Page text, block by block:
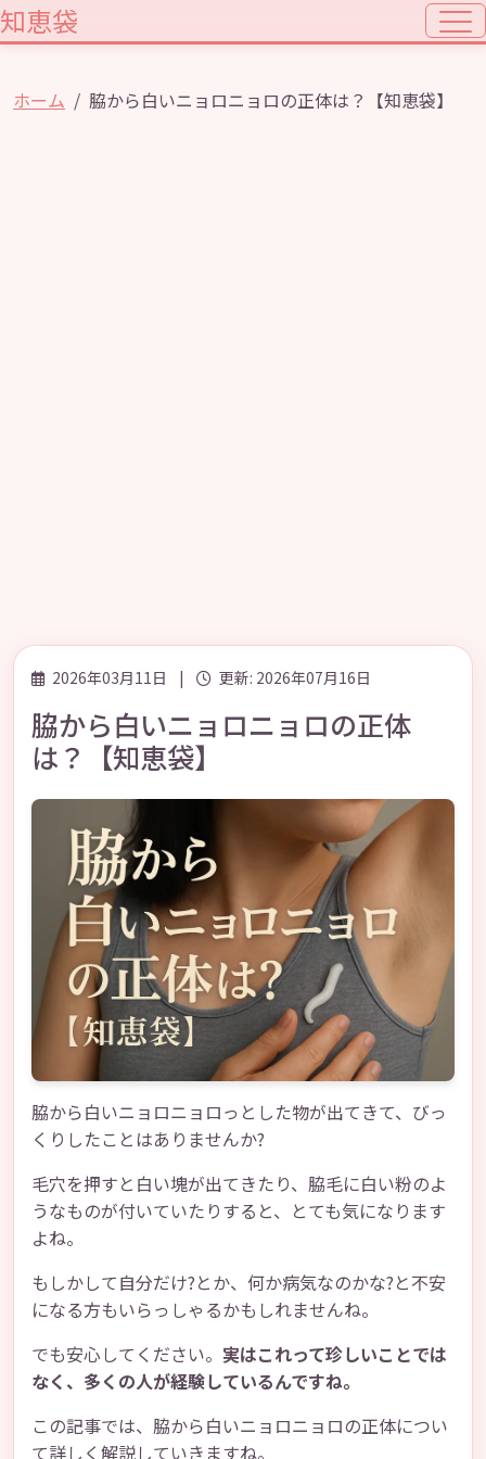
知恵袋
ホーム 脇から白いニョロニョロの正体は？【知恵袋】
2026年03月11日 | 更新: 2026年07月16日
脇から白いニョロニョロの正体
は？【知恵袋】
脇から白いニョロニョロっとした物が出てきて、びっ
くりしたことはありませんか?
毛穴を押すと白い塊が出てきたり、脇毛に白い粉のよ
うなものが付いていたりすると、とても気になります
よね。
もしかして自分だけ?とか、何か病気なのかな?と不安
になる方もいらっしゃるかもしれませんね。
でも安心してください。 実はこれって珍しいことでは
なく、多くの人が経験しているんですね。
この記事では、脇から白いニョロニョロの正体につい
て詳しく解説していきますね。